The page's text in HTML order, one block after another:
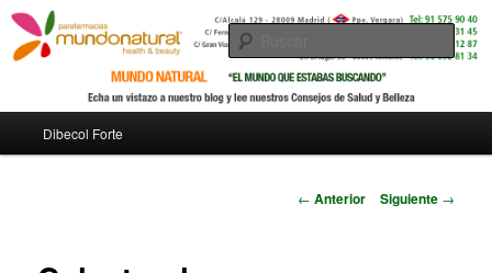
principal
Ir
Dibecol Forte
Navegador
← Anterior Siguiente →